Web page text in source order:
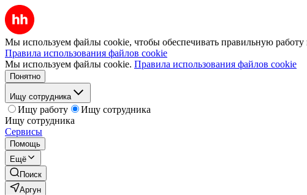
Мы используем файлы cookie, чтобы обеспечивать правильную работу
Правила использования файлов cookie
Мы используем файлы cookie. Правила использования файлов cookie
Понятно
Ищу сотрудника
Ищу работу
Ищу сотрудника
Ищу сотрудника
Сервисы
Помощь
Ещё
Поиск
Аргун